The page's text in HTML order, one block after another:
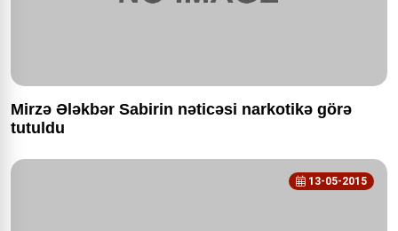
Mirzə Ələkbər Sabirin nəticəsi narkotikə görə
tutuldu
13-05-2015